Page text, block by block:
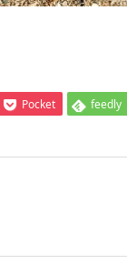
Pocket feedly